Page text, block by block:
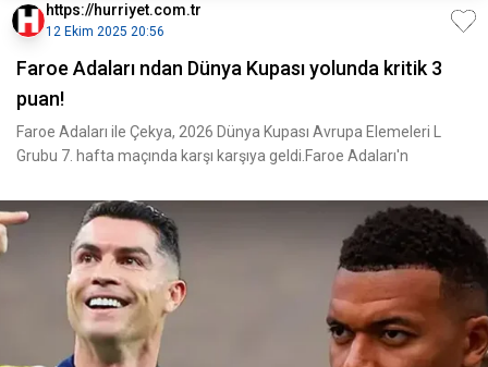
https://hurriyet.com.tr
12 Ekim 2025 20:56
Faroe Adaları ndan Dünya Kupası yolunda kritik 3
puan!
Faroe Adaları ile Çekya, 2026 Dünya Kupası Avrupa Elemeleri L
Grubu 7. hafta maçında karşı karşıya geldi.Faroe Adaları'n